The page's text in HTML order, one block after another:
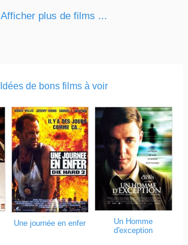
Afficher plus de films ...
Idées de bons films à voir
Une journée en enfer
Un Homme
d'exception